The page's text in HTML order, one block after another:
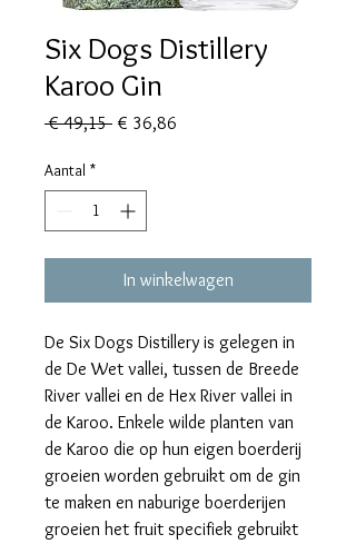
Six Dogs Distillery
Karoo Gin
€ 49,15 Normale
€ 36,86
Aantal *
In winkelwagen
De Six Dogs Distillery is gelegen in
de De Wet vallei, tussen de Breede
River vallei en de Hex River vallei in
de Karoo. Enkele wilde planten van
de Karoo die op hun eigen boerderij
groeien worden gebruikt om de gin
te maken en naburige boerderijen
groeien het fruit specifiek gebruikt